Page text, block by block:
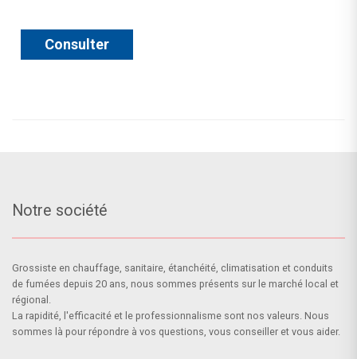
Consulter
Notre société
Grossiste en chauffage, sanitaire, étanchéité, climatisation et conduits
de fumées depuis 20 ans, nous sommes présents sur le marché local et
régional.
La rapidité, l'efficacité et le professionnalisme sont nos valeurs. Nous
sommes là pour répondre à vos questions, vous conseiller et vous aider.